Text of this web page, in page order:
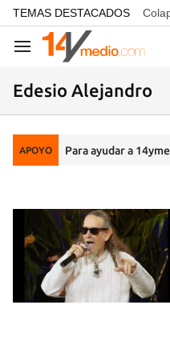
common.go-to-content
TEMAS DESTACADOS
Navegación
Edesio Alejandro
APOYO Para ayudar a